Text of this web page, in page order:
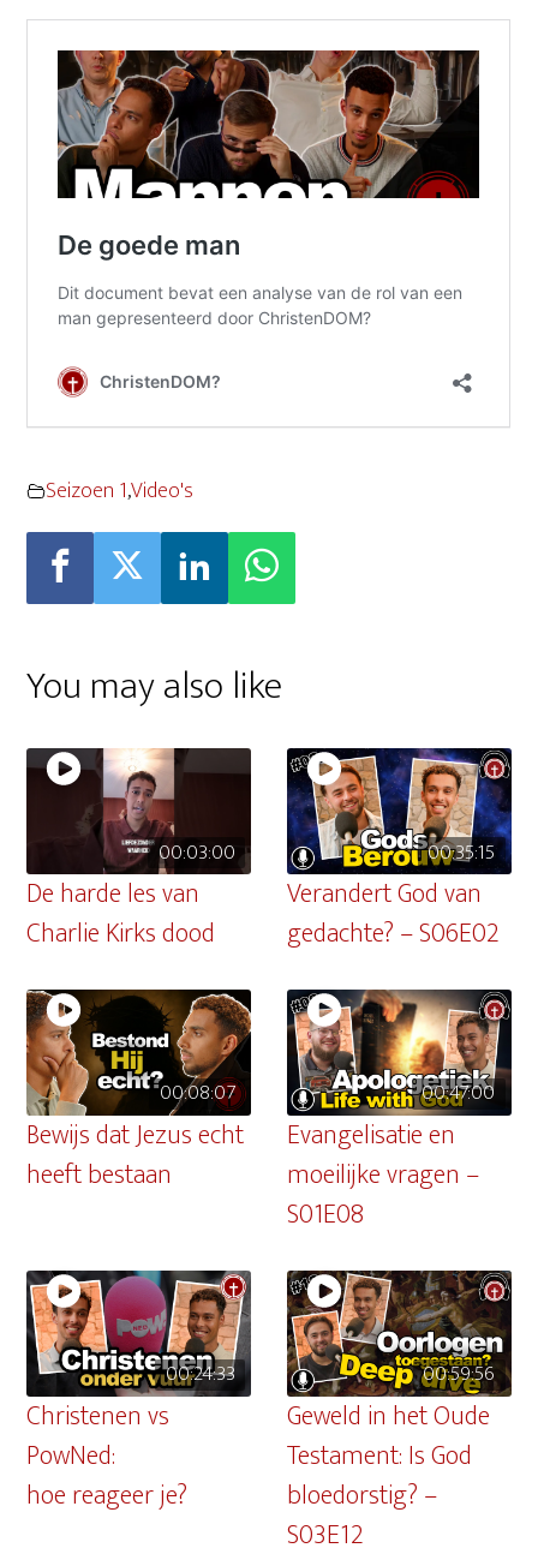
Seizoen 1,Video's
You may also like
00:03:00
De harde les van
Charlie Kirks dood
00:35:15
Verandert God van
gedachte? – S06E02
00:08:07
Bewijs dat Jezus echt
heeft bestaan
00:47:00
Evangelisatie en
moeilijke vragen –
S01E08
00:24:33
Christenen vs
PowNed:
hoe reageer je?
00:59:56
Geweld in het Oude
Testament: Is God
bloedorstig? –
S03E12